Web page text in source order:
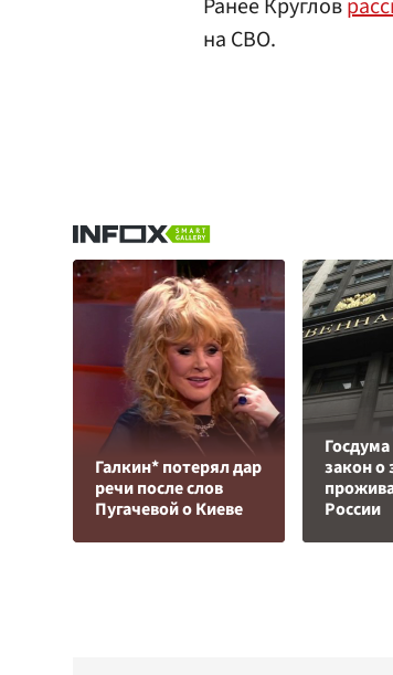
Ранее Круглов
на СВО.
Галкин* потерял дар
речи после слов
Пугачевой о Киеве
закон о
России